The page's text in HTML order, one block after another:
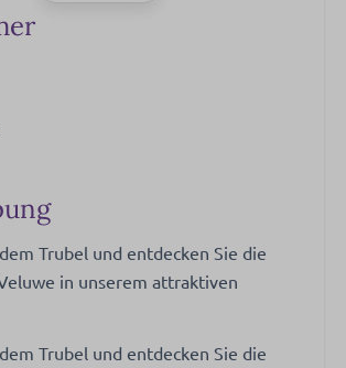
Trubel und entdecken Sie die
in unserem attraktiven
Trubel und entdecken Sie die